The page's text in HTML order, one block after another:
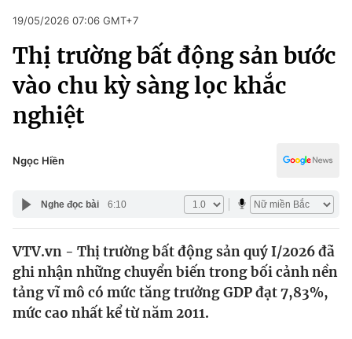
Chuyên mục
Chính trị
Xã hội
Pháp luật
Y tế
Thế giới
Tin tức
Thế giới đó đây
Kinh tế
Pháp luật
Kinh tế
Thể thao
Truyền hình
Văn hóa - Giải trí
Y tế
19/05/2026 07:06 GMT+7
Thị trường bất động sản bước
vào chu kỳ sàng lọc khắc
nghiệt
Ngọc Hiền
Nghe đọc bài 6:10
VTV.vn - Thị trường bất động sản quý I/2026 đã
ghi nhận những chuyển biến trong bối cảnh nền
tảng vĩ mô có mức tăng trưởng GDP đạt 7,83%,
mức cao nhất kể từ năm 2011.